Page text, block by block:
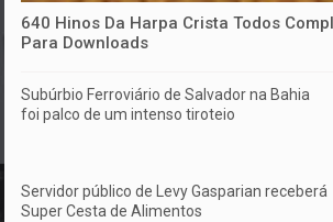
640 Hinos Da Harpa Crista Todos
Para Downloads
Subúrbio Ferroviário de Salvador na Bahia
foi palco de um intenso tiroteio
Servidor público de Levy Gasparian receberá
Super Cesta de Alimentos